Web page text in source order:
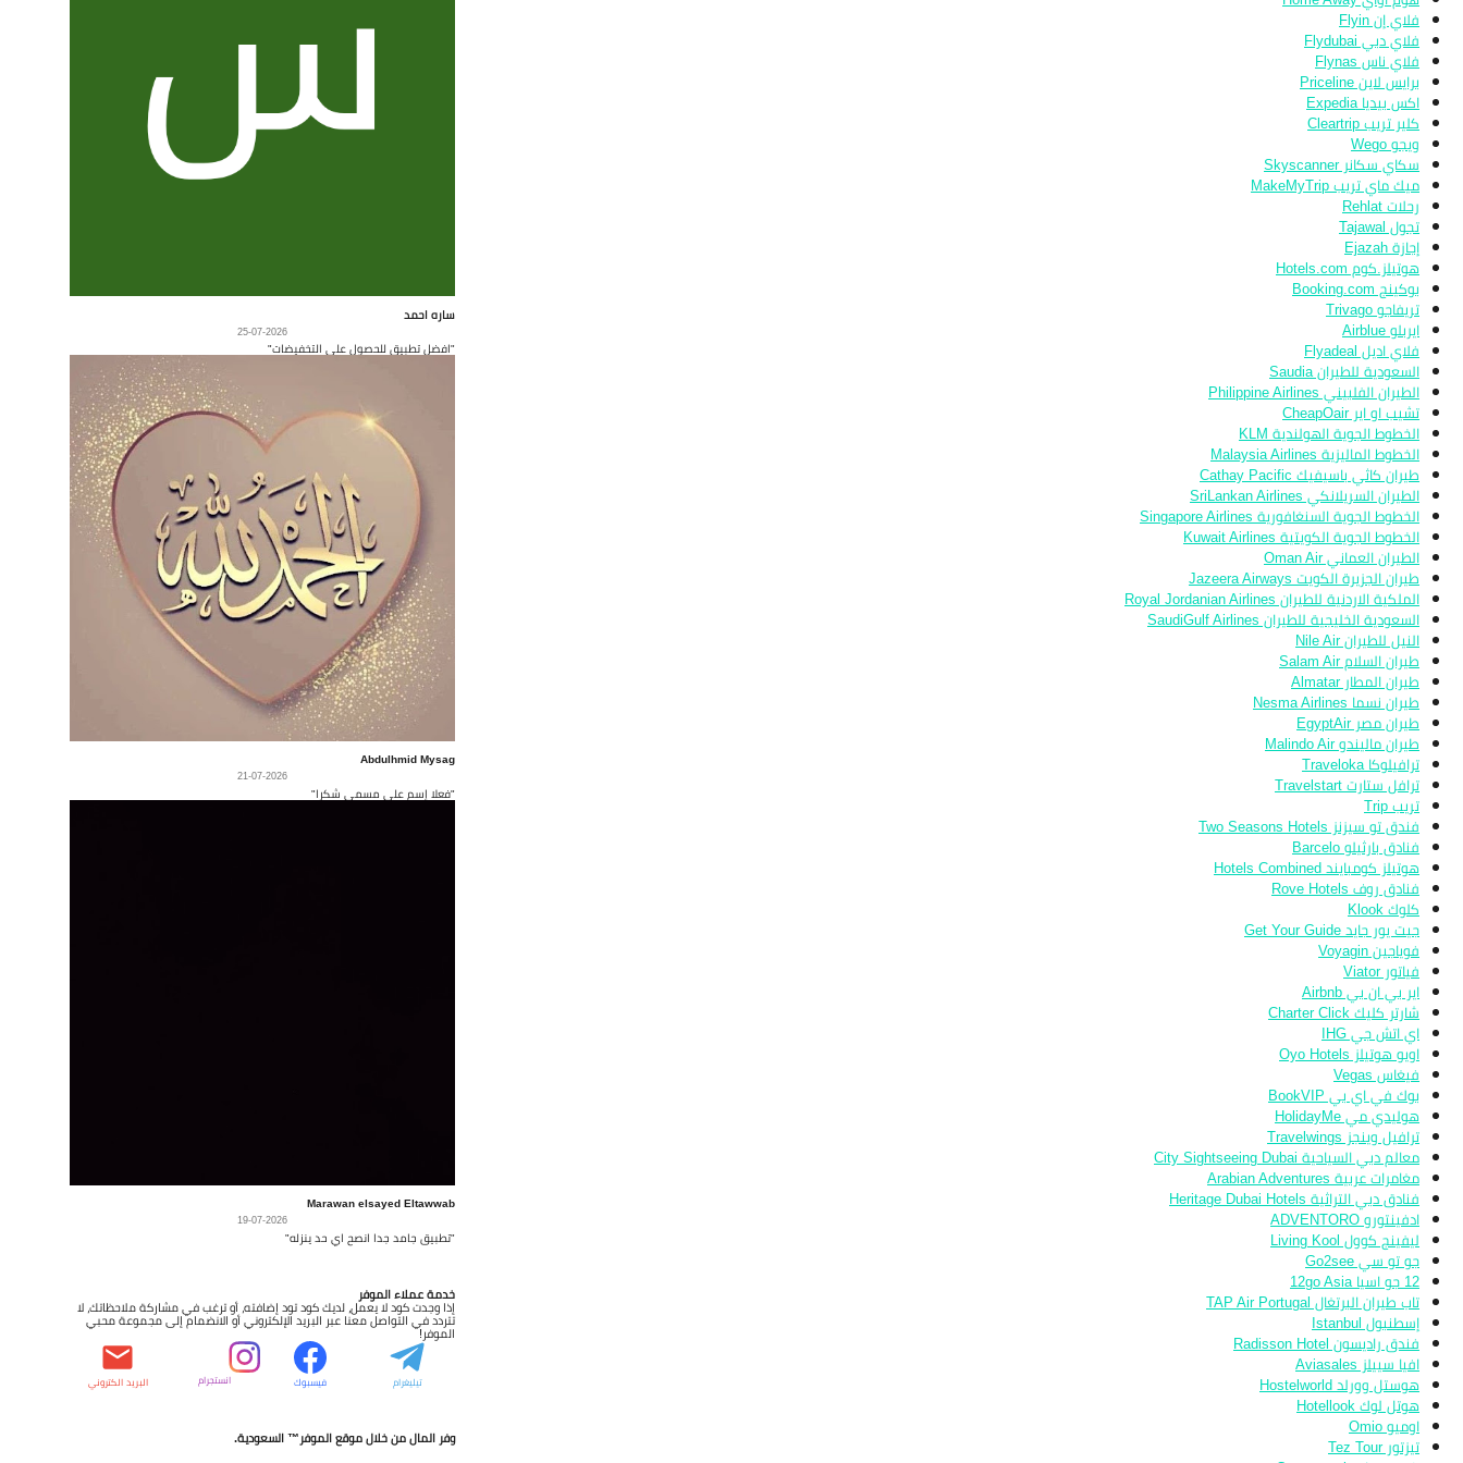
فلاي إن Flyin
فلاي دبي Flydubai
فلاي ناس Flynas
برايس لاين Priceline
اكس بيديا Expedia
كلير تريب Cleartrip
ويجو Wego
سكاي سكانر Skyscanner
ميك ماي تريب MakeMyTrip
رحلات Rehlat
تجول Tajawal
إجازة Ejazah
هوتيلز.كوم Hotels.com
بوكينج Booking.com
تريفاجو Trivago
ايربلو Airblue
فلاي اديل Flyadeal
السعودية للطيران Saudia
الطيران الفلبيني Philippine Airlines
تشيب او اير CheapOair
الخطوط الجوية الهولندية KLM
الخطوط الماليزية Malaysia Airlines
طيران كاثي باسيفيك Cathay Pacific
الطيران السريلانكي SriLankan Airlines
الخطوط الجوية السنغافورية Singapore Airlines
الخطوط الجوية الكويتية Kuwait Airlines
الطيران العماني Oman Air
طيران الجزيرة الكويت Jazeera Airways
الملكية الاردنية للطيران Royal Jordanian Airlines
السعودية الخليجية للطيران SaudiGulf Airlines
النيل للطيران Nile Air
طيران السلام Salam Air
طيران المطار Almatar
طيران نسما Nesma Airlines
طيران مصر EgyptAir
طيران ماليندو Malindo Air
ترافيلوكا Traveloka
ترافل ستارت Travelstart
تريب Trip
فندق تو سيزنز Two Seasons Hotels
فنادق بارثيلو Barcelo
هوتيلز كومبايند Hotels Combined
فنادق روف Rove Hotels
كلوك Klook
جيت يور جايد Get Your Guide
فوياجين Voyagin
فياتور Viator
اير بي ان بي Airbnb
شارتر كليك Charter Click
اي اتش جي IHG
اويو هوتيلز Oyo Hotels
فيغاس Vegas
بوك في اي بي BookVIP
هوليدي مي HolidayMe
ترافيل وينجز Travelwings
معالم دبي السياحية City Sightseeing Dubai
مغامرات عربية Arabian Adventures
فنادق دبي التراثية Heritage Dubai Hotels
ادفينتورو ADVENTORO
ليفينج كوول Living Kool
جو تو سي Go2see
12 جو اسيا 12go Asia
تاب طيران البرتغال TAP Air Portugal
إسطنبول Istanbul
فندق راديسون Radisson Hotel
افيا سييلز Aviasales
هوستل وورلد Hostelworld
هوتل لوك Hotellook
اوميو Omio
تيزتور Tez Tour
ساره احمد
25-07-2026
"افضل تطبيق للحصول على التخفيضات"
Abdulhmid Mysag
21-07-2026
"فعلا إسم على مسمى شكرا"
Marawan elsayed Eltawwab
19-07-2026
"تطبيق جامد جدا انصح اي حد ينزله"
خدمة عملاء الموفر
إذا وجدت كود لا يعمل، لديك كود تود إضافته، أو ترغب في مشاركة ملاحظاتك، لا
تتردد في التواصل معنا عبر البريد الإلكتروني أو الانضمام إلى مجموعة محبي
الموفر!
تيليغرام فيسبوك انستجرام البريد الكتروني
وفر المال من خلال موقع الموفر™ السعودية.